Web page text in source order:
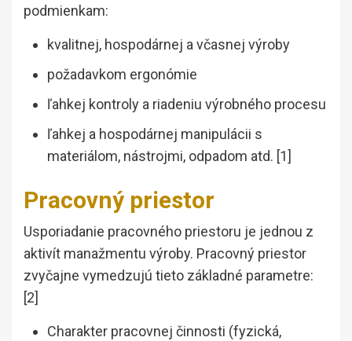
podmienkam:
kvalitnej, hospodárnej a včasnej výroby
požadavkom ergonómie
ľahkej kontroly a riadeniu výrobného procesu
ľahkej a hospodárnej manipulácii s
materiálom, nástrojmi, odpadom atd. [1]
Pracovný priestor
Usporiadanie pracovného priestoru je jednou z
aktivít manažmentu výroby. Pracovný priestor
zvyčajne vymedzujú tieto základné parametre:
[2]
Charakter pracovnej činnosti (fyzická,